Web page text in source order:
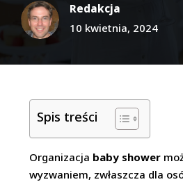
Redakcja
10 kwietnia, 2024
Spis treści
Organizacja baby shower
wyzwaniem, zwłaszcza dla